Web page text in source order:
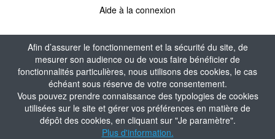
Afin d’assurer le fonctionnement et la sécurité du site, de
mesurer son audience ou de vous faire bénéficier de
fonctionnalités particulières, nous utilisons des cookies, le cas
échéant sous réserve de votre consentement.
Vous pouvez prendre connaissance des typologies de cookies
utilisées sur le site et gérer vos préférences en matière de
dépôt des cookies, en cliquant sur "Je paramètre".
Plus d'information.
Aide à la connexion